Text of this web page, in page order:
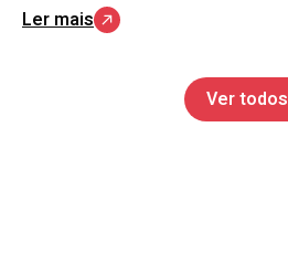
como e o que está acontecendo.
Ler mais
Ver todos